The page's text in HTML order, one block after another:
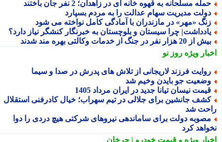
مسلحانه به قهوه خانه ای در زاهدان؛ 2 نفر جان باختند
مدیریت سهام عدالت را به مردم بسپارد
«مهر» در مازندران با آمادگی کامل نواخته می شود
چرا سیستان و بلوچستان به خبرنگار کنشگر نیاز دارد؟
20 هزار نفر در جنگ از خدمات وکالتی بهره مند شدند
ویژهروز نو
فرزند لاریجانی از تلاش های پدرش در صدا و سیما
جو بایدن وخیم شد
نیسان تیانا جدید در ایران مرداد 1405
جانشین برای جلالی در تیم سهراب؛ خیال کادرفنی استقلال
شد
دولت برای ساماندهی نیروهای شرکتی هیچ دردی را دوا
کرد
ویژهو قیمت خودرو | چرخان